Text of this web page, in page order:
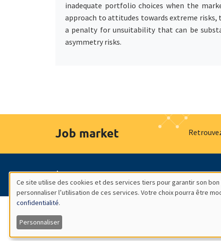
inadequate portfolio choices when the
approach to attitudes towards extreme risks,
a penalty for unsuitability that can be
asymmetry risks.
Job market
À propos Nos engagements Hommage à
Utilisation
des
Ce site utilise des cookies et des services tiers pour garantir son
personnaliser l’utilisation de ces services. Votre choix pourra être
confidentialité.
Personnaliser